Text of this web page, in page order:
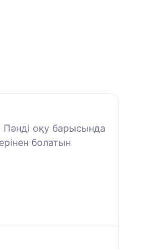
Пәнді оқу барысында
болатын